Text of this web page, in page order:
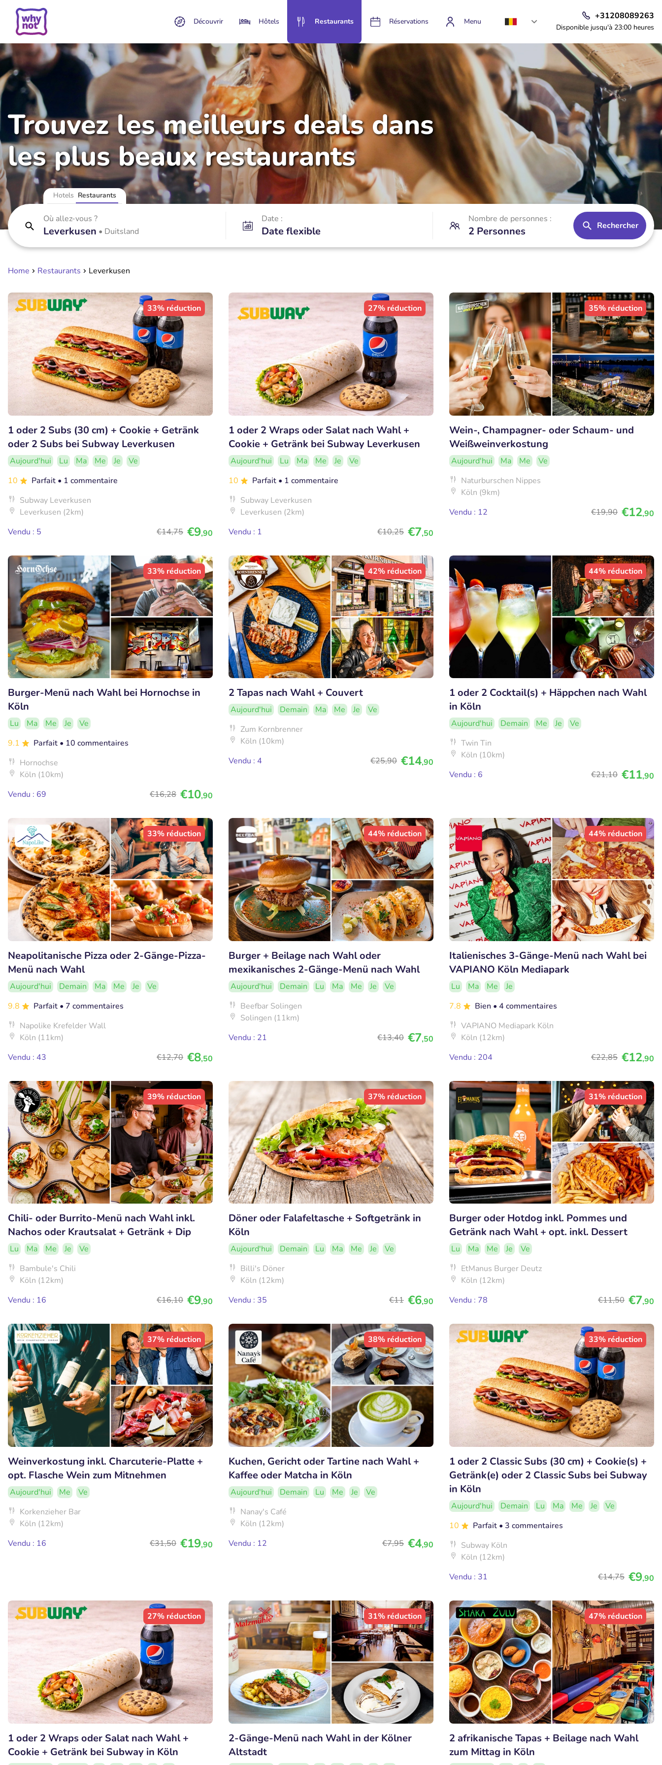
Découvrir Hôtels Restaurants Réservations Menu
+31208089263
Disponible jusqu'à 23:00 heures
Trouvez les meilleurs deals dans
les plus beaux restaurants
Hotels Restaurants
Où allez-vous ?
Leverkusen • Duitsland
Date :
Date flexible
Nombre de personnes :
2 Personnes Rechercher
Home Restaurants Leverkusen
33% réduction
1 oder 2 Subs (30 cm) + Cookie + Getränk
oder 2 Subs bei Subway Leverkusen
Aujourd'hui Lu Ma Me Je
Ve
10
Parfait • 1 commentaire
Subway Leverkusen
Leverkusen (2km)
Vendu : 5
€14,75 €9,90
27% réduction
1 oder 2 Wraps oder Salat nach Wahl +
Cookie + Getränk bei Subway Leverkusen
Aujourd'hui Lu Ma Me Je
Ve
10
Parfait • 1 commentaire
Subway Leverkusen
Leverkusen (2km)
Vendu : 1
€10,25 €7,50
35% réduction
Wein-, Champagner- oder Schaum- und
Weißweinverkostung
Aujourd'hui Ma Me
Ve
Naturburschen Nippes
Köln (9km)
Vendu : 12
€19,90 €12,90
33% réduction
Burger-Menü nach Wahl bei Hornochse in
Köln
Lu Ma Me Je
Ve
9.1
Parfait • 10 commentaires
Hornochse
Köln (10km)
Vendu : 69
€16,28 €10,90
42% réduction
2 Tapas nach Wahl + Couvert
Aujourd'hui Demain Ma Me Je
Ve
Zum Kornbrenner
Köln (10km)
Vendu : 4
€25,90 €14,90
44% réduction
1 oder 2 Cocktail(s) + Häppchen nach Wahl
in Köln
Aujourd'hui Demain Me Je
Ve
Twin Tin
Köln (10km)
Vendu : 6
€21,10 €11,90
33% réduction
Neapolitanische Pizza oder 2-Gänge-Pizza-
Menü nach Wahl
Aujourd'hui Demain Ma Me Je
Ve
9.8
Parfait • 7 commentaires
Napolike Krefelder Wall
Köln (11km)
Vendu : 43
€12,70 €8,50
44% réduction
Burger + Beilage nach Wahl oder
mexikanisches 2-Gänge-Menü nach Wahl
Aujourd'hui Demain Lu Ma Me Je
Ve
Beefbar Solingen
Solingen (11km)
Vendu : 21
€13,40 €7,50
44% réduction
Italienisches 3-Gänge-Menü nach Wahl bei
VAPIANO Köln Mediapark
Lu Ma Me
Je
7.8
Bien • 4 commentaires
VAPIANO Mediapark Köln
Köln (12km)
Vendu : 204
€22,85 €12,90
39% réduction
Chili- oder Burrito-Menü nach Wahl inkl.
Nachos oder Krautsalat + Getränk + Dip
Lu Ma Me Je
Ve
Bambule's Chili
Köln (12km)
Vendu : 16
€16,10 €9,90
37% réduction
Döner oder Falafeltasche + Softgetränk in
Köln
Aujourd'hui Demain Lu Ma Me Je
Ve
Billi's Döner
Köln (12km)
Vendu : 35
€11 €6,90
31% réduction
Burger oder Hotdog inkl. Pommes und
Getränk nach Wahl + opt. inkl. Dessert
Lu Ma Me Je
Ve
EtManus Burger Deutz
Köln (12km)
Vendu : 78
€11,50 €7,90
37% réduction
Weinverkostung inkl. Charcuterie-Platte +
opt. Flasche Wein zum Mitnehmen
Aujourd'hui Me
Ve
Korkenzieher Bar
Köln (12km)
Vendu : 16
€31,50 €19,90
38% réduction
Kuchen, Gericht oder Tartine nach Wahl +
Kaffee oder Matcha in Köln
Aujourd'hui Demain Lu Me Je
Ve
Nanay's Café
Köln (12km)
Vendu : 12
€7,95 €4,90
33% réduction
1 oder 2 Classic Subs (30 cm) + Cookie(s) +
Getränk(e) oder 2 Classic Subs bei Subway
in Köln
Aujourd'hui Demain Lu Ma Me Je
Ve
10
Parfait • 3 commentaires
Subway Köln
Köln (12km)
Vendu : 31
€14,75 €9,90
27% réduction
1 oder 2 Wraps oder Salat nach Wahl +
Cookie + Getränk bei Subway in Köln
31% réduction
2-Gänge-Menü nach Wahl in der Kölner
Altstadt
47% réduction
2 afrikanische Tapas + Beilage nach Wahl
zum Mittag in Köln